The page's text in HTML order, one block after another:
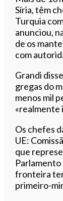
Síria, têm
Turquia
anunciou,
de os
com
Grandi
gregas do
menos mil
«realmente
Os chefes
UE:
que
Parlamento
fronteira
primeiro-